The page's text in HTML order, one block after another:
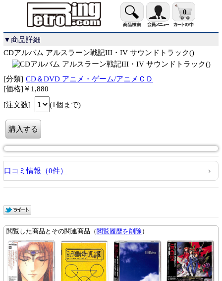
0
▼商品詳細
CDアルバム アルスラーン戦記III・IV サウンドトラック()
[分類] CD＆DVD アニメ・ゲーム/アニメＣＤ
[価格]￥1,880
[注文数]
(1個まで)
口コミ情報（0件）